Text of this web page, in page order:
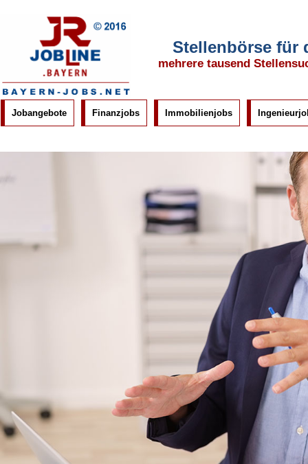
Stellenbörse für
mehrere tausend
Jobangebote Finanzjobs Immobilienjobs